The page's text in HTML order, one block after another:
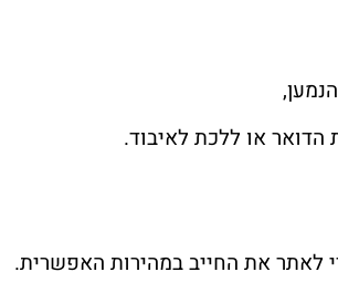
או ללכת לאיבוד.
את החייב במהירות האפשרית.